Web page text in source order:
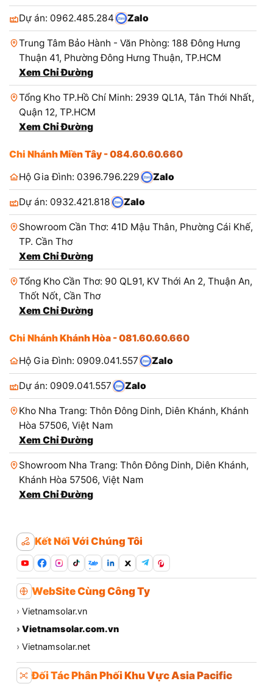
Dự án: 0962.485.284 Zalo
Trung Tâm Bảo Hành - Văn Phòng: 188 Đông Hưng
Thuận 41, Phường Đông Hưng Thuận, TP.HCM
Xem Chỉ Đường
Tổng Kho TP.Hồ Chí Minh: 2939 QL1A, Tân Thới Nhất,
Quận 12, TP.HCM
Xem Chỉ Đường
Chi Nhánh Miền Tây - 084.60.60.660
Hộ Gia Đình: 0396.796.229
Zalo
Dự án: 0932.421.818 Zalo
Showroom Cần Thơ: 41D Mậu Thân, Phường Cái Khế,
TP. Cần Thơ
Xem Chỉ Đường
Tổng Kho Cần Thơ: 90 QL91, KV Thới An 2, Thuận An,
Thốt Nốt, Cần Thơ
Xem Chỉ Đường
Chi Nhánh Khánh Hòa - 081.60.60.660
Hộ Gia Đình: 0909.041.557
Zalo
Dự án: 0909.041.557 Zalo
Kho Nha Trang: Thôn Đông Dinh, Diên Khánh, Khánh
Hòa 57506, Việt Nam
Xem Chỉ Đường
Showroom Nha Trang: Thôn Đông Dinh, Diên Khánh,
Khánh Hòa 57506, Việt Nam
Xem Chỉ Đường
Kết Nối Với Chúng Tôi
Zalo
WebSite Cùng Công Ty
› Vietnamsolar.vn
› Vietnamsolar.com.vn
› Vietnamsolar.net
Đối Tác Phân Phối Khu Vực Asia Pacific